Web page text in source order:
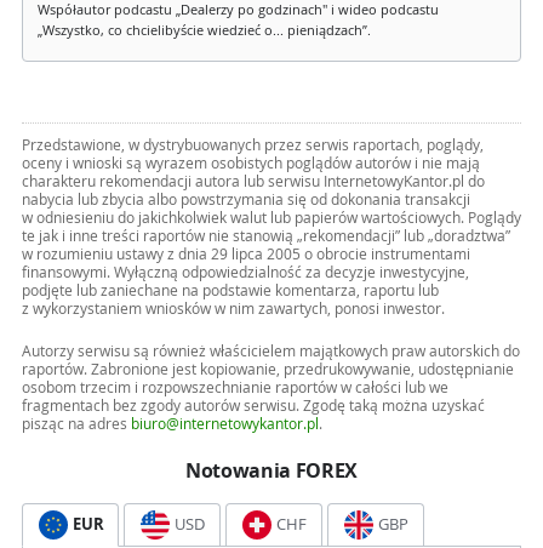
Współautor podcastu „Dealerzy po godzinach" i wideo podcastu
„Wszystko, co chcielibyście wiedzieć o... pieniądzach”.
Przedstawione, w dystrybuowanych przez serwis raportach, poglądy,
oceny i wnioski są wyrazem osobistych poglądów autorów i nie mają
charakteru rekomendacji autora lub serwisu InternetowyKantor.pl do
nabycia lub zbycia albo powstrzymania się od dokonania transakcji
w odniesieniu do jakichkolwiek walut lub papierów wartościowych. Poglądy
te jak i inne treści raportów nie stanowią „rekomendacji” lub „doradztwa”
w rozumieniu ustawy z dnia 29 lipca 2005 o obrocie instrumentami
finansowymi. Wyłączną odpowiedzialność za decyzje inwestycyjne,
podjęte lub zaniechane na podstawie komentarza, raportu lub
z wykorzystaniem wniosków w nim zawartych, ponosi inwestor.
Autorzy serwisu są również właścicielem majątkowych praw autorskich do
raportów. Zabronione jest kopiowanie, przedrukowywanie, udostępnianie
osobom trzecim i rozpowszechnianie raportów w całości lub we
fragmentach bez zgody autorów serwisu. Zgodę taką można uzyskać
pisząc na adres biuro@internetowykantor.pl .
Notowania FOREX
EUR USD CHF GBP